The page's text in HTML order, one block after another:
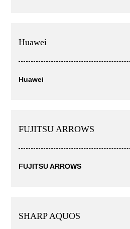
Huawei
Huawei
FUJITSU ARROWS
FUJITSU ARROWS
SHARP AQUOS